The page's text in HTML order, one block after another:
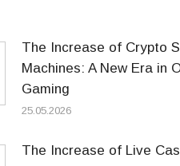
The Increase of Crypto
Machines: A New Era in
Gaming
25.05.2026
The Increase of Live